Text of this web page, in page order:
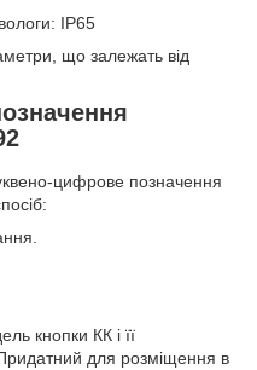
IP65
що залежать від
цифрове позначення
кнопки КК і її
для розміщення в